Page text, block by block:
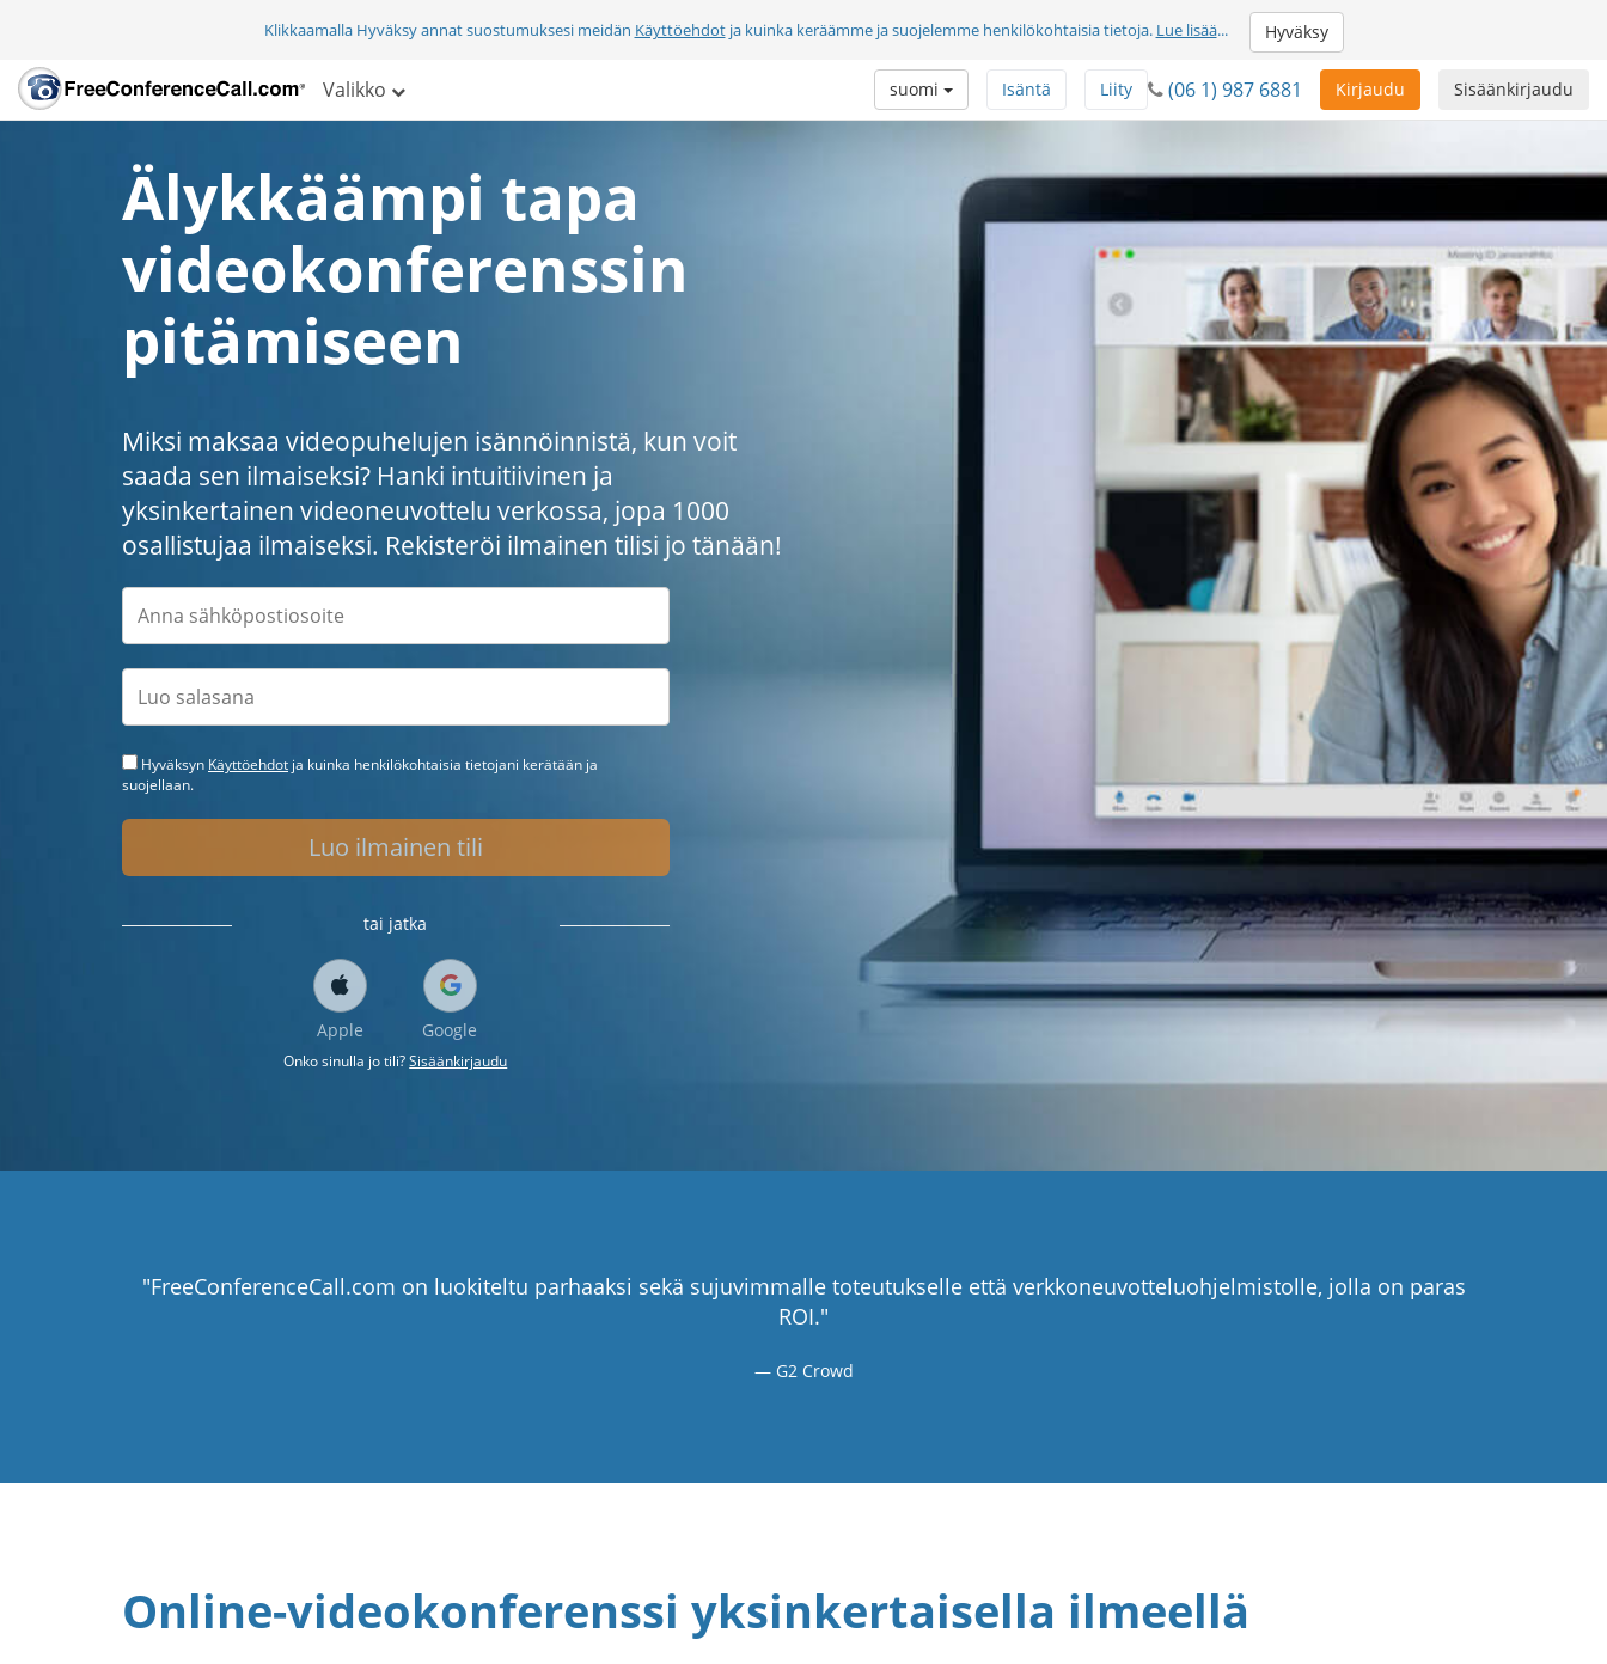
Klikkaamalla Hyväksy annat suostumuksesi meidän Käyttöehdotja kuinka keräämme ja suojelemme henkilökohtaisia tietoja. Lue lisää... Hyväksy
Valikko Sisäänkirjaudu
Kirjaudu
(06 1) 987 6881
Liity
Isäntä
suomi
Älykkäämpi tapa
videokonferenssin
pitämiseen
Miksi maksaa videopuhelujen isännöinnistä, kun voit
saada sen ilmaiseksi? Hanki intuitiivinen ja
yksinkertainen videoneuvottelu verkossa, jopa 1000
osallistujaa ilmaiseksi. Rekisteröi ilmainen tilisi jo tänään!
Hyväksyn Käyttöehdot ja kuinka henkilökohtaisia tietojani kerätään ja
suojellaan.
Luo ilmainen tili
tai jatka
Apple Google
Onko sinulla jo tili?Sisäänkirjaudu
"FreeConferenceCall.com on luokiteltu parhaaksi sekä sujuvimmalle toteutukselle että verkkoneuvotteluohjelmistolle, jolla on paras
ROI."
G2 Crowd
Online-videokonferenssi yksinkertaisella ilmeellä